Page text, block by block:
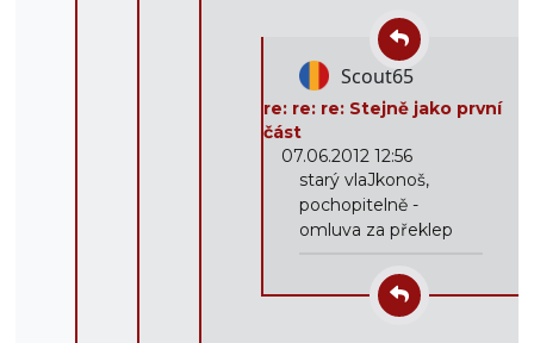
Scout65
re: re: re: Stejně jako první
část
07.06.2012 12:56
starý vlaJkonoš,
pochopitelně -
omluva za překlep